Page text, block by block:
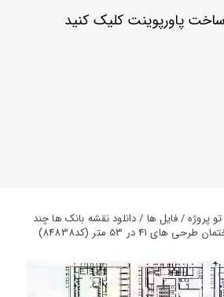
پاورپوینت کلیک کنید
پروژه / فایل ها / دانلود نقشه بانک ها چند
41 در 53 متر (کد84838)